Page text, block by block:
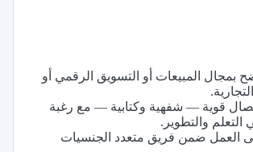
المبيعات أو التسويق الرقمي أو
قوية — شفهية وكتابية — مع رغبة
التعلم والتطوير.
العمل ضمن فريق متعدد الجنسيات